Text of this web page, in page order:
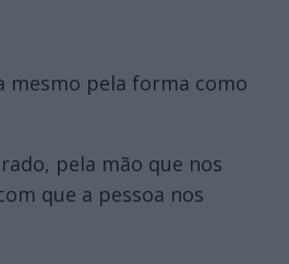
mesmo pela forma como
pela mão que nos
que a pessoa nos